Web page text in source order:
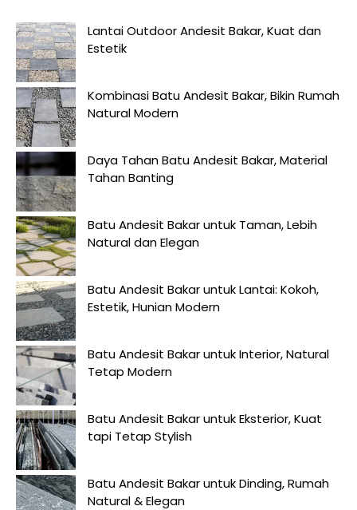
Lantai Outdoor Andesit Bakar, Kuat dan
Estetik
Kombinasi Batu Andesit Bakar, Bikin Rumah
Natural Modern
Daya Tahan Batu Andesit Bakar, Material
Tahan Banting
Batu Andesit Bakar untuk Taman, Lebih
Natural dan Elegan
Batu Andesit Bakar untuk Lantai: Kokoh,
Estetik, Hunian Modern
Batu Andesit Bakar untuk Interior, Natural
Tetap Modern
Batu Andesit Bakar untuk Eksterior, Kuat
tapi Tetap Stylish
Batu Andesit Bakar untuk Dinding, Rumah
Natural & Elegan